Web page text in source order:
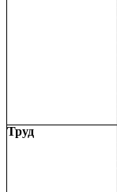
Труд